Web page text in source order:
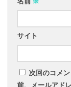
サイト
次回のコメ